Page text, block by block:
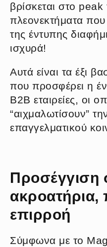
βρίσκεται στο peak
πλεονεκτήματα
της έντυπης
ισχυρά!
Αυτά είναι τα έξι
που προσφέρει η
B2B εταιρείες, οι
“αιχμαλωτίσουν”
επαγγελματικού
Προσέγγιση
επιρροή
Σύμφωνα με το